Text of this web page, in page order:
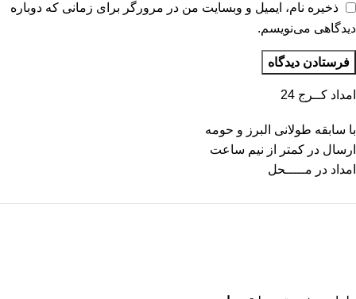
ذخیره نام، ایمیل و وبسایت من در مرورگر برای زمانی که دوباره
دیدگاهی می‌نویسم.
امداد کــرج 24
با سابقه طولانی البرز و حومه
ارسال در کمتر از نیم ساعت
امداد در مـــــحل